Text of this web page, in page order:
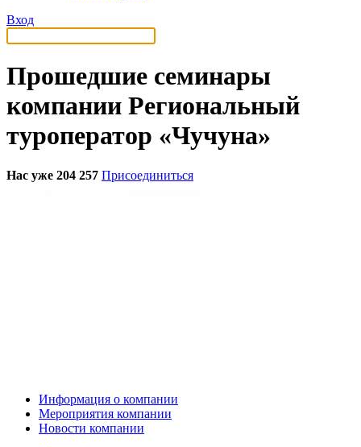
Вход
Прошедшие семинары
компании Региональный
туроператор «Чучуна»
Нас уже 204 257 Присоединиться
Информация о компании
Мероприятия компании
Новости компании